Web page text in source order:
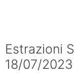
Estrazioni
18/07/2023